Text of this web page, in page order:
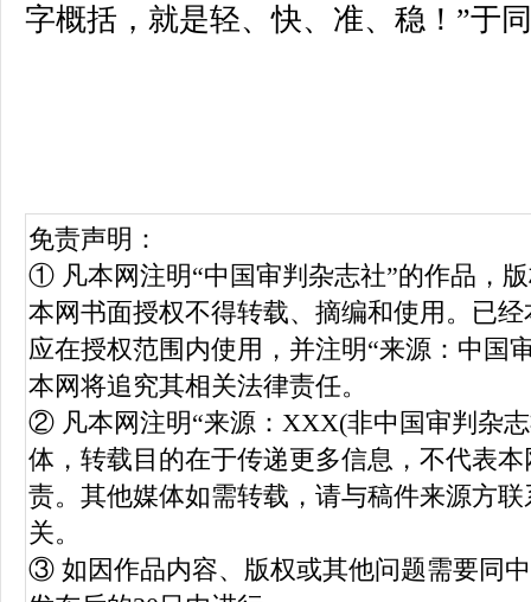
字概括，就是轻、快、准、稳！”于
免责声明：
① 凡本网注明“中国审判杂志社”的作品，
本网书面授权不得转载、摘编和使用。已
应在授权范围内使用，并注明“来源：中国
本网将追究其相关法律责任。
② 凡本网注明“来源：XXX(非中国审判杂
体，转载目的在于传递更多信息，不代表
责。其他媒体如需转载，请与稿件来源方
关。
③ 如因作品内容、版权或其他问题需要同